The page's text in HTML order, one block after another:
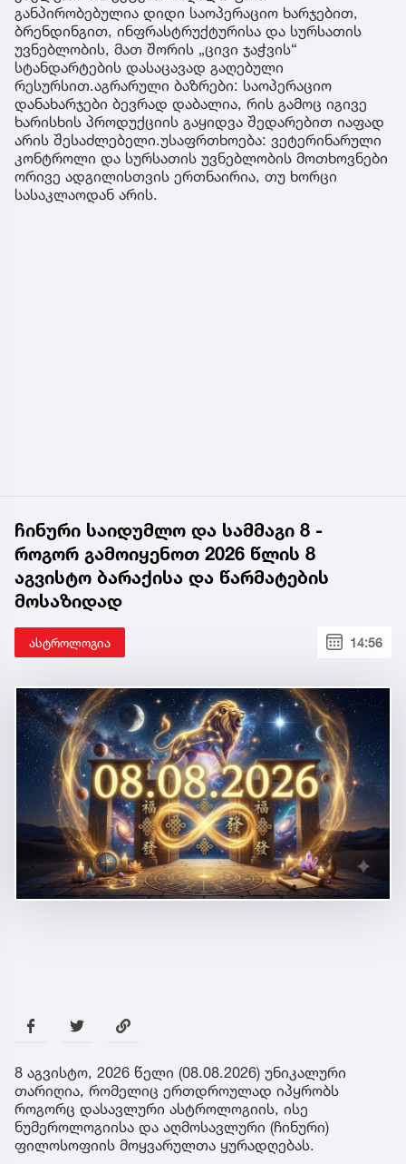
განპირობებულია დიდი საოპერაციო ხარჯებით,
ბრენდინგით, ინფრასტრუქტურისა და სურსათის
უვნებლობის, მათ შორის „ცივი ჯაჭვის“
სტანდარტების დასაცავად გაღებული
რესურსით.აგრარული ბაზრები: საოპერაციო
დანახარჯები ბევრად დაბალია, რის გამოც იგივე
ხარისხის პროდუქციის გაყიდვა შედარებით იაფად
არის შესაძლებელი.უსაფრთხოება: ვეტერინარული
კონტროლი და სურსათის უვნებლობის მოთხოვნები
ორივე ადგილისთვის ერთნაირია, თუ ხორცი
სასაკლაოდან არის.
ჩინური საიდუმლო და სამმაგი 8 -
როგორ გამოიყენოთ 2026 წლის 8
აგვისტო ბარაქისა და წარმატების
მოსაზიდად
ასტროლოგია 14:56
8 აგვისტო, 2026 წელი (08.08.2026) უნიკალური
თარიღია, რომელიც ერთდროულად იპყრობს
როგორც დასავლური ასტროლოგიის, ისე
ნუმეროლოგიისა და აღმოსავლური (ჩინური)
ფილოსოფიის მოყვარულთა ყურადღებას.